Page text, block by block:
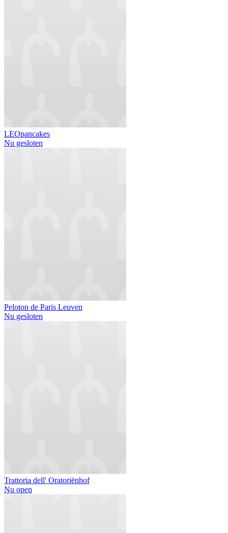
LEOpancakes
Nu gesloten
Peloton de Paris Leuven
Nu gesloten
Trattoria dell' Oratoriënhof
Nu open